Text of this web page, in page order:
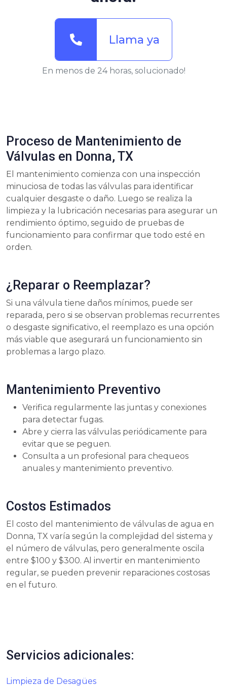
Llama ya
En menos de 24 horas, solucionado!
Proceso de Mantenimiento de
Válvulas en Donna, TX
El mantenimiento comienza con una inspección
minuciosa de todas las válvulas para identificar
cualquier desgaste o daño. Luego se realiza la
limpieza y la lubricación necesarias para asegurar un
rendimiento óptimo, seguido de pruebas de
funcionamiento para confirmar que todo esté en
orden.
¿Reparar o Reemplazar?
Si una válvula tiene daños mínimos, puede ser
reparada, pero si se observan problemas recurrentes
o desgaste significativo, el reemplazo es una opción
más viable que asegurará un funcionamiento sin
problemas a largo plazo.
Mantenimiento Preventivo
Verifica regularmente las juntas y conexiones
para detectar fugas.
Abre y cierra las válvulas periódicamente para
evitar que se peguen.
Consulta a un profesional para chequeos
anuales y mantenimiento preventivo.
Costos Estimados
El costo del mantenimiento de válvulas de agua en
Donna, TX varía según la complejidad del sistema y
el número de válvulas, pero generalmente oscila
entre $100 y $300. Al invertir en mantenimiento
regular, se pueden prevenir reparaciones costosas
en el futuro.
Servicios adicionales:
Limpieza de Desagües